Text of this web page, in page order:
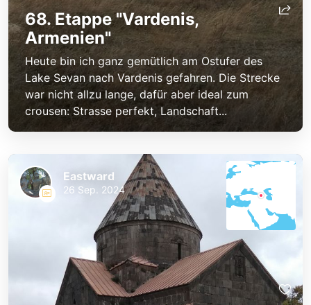
68. Etappe "Vardenis,
Armenien"
Heute bin ich ganz gemütlich am Ostufer des
Lake Sevan nach Vardenis gefahren. Die Strecke
war nicht allzu lange, dafür aber ideal zum
crousen: Strasse perfekt, Landschaft...
Eastward
26 Sep. 2024